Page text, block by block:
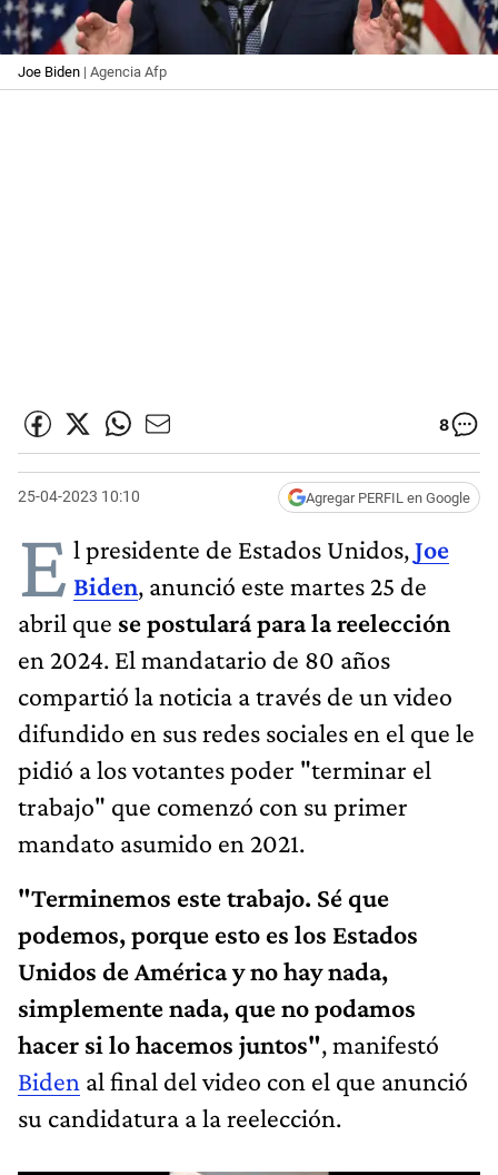
Joe Biden | Agencia Afp
8
25-04-2023 10:10 Agregar PERFIL en Google
E l presidente de Estados Unidos,Joe
Biden, anunció este martes 25 de
abril que se postulará para la reelección
en 2024. El mandatario de 80 años
compartió la noticia a través de un video
difundido en sus redes sociales en el que le
pidió a los votantes poder "terminar el
trabajo" que comenzó con su primer
mandato asumido en 2021.
"Terminemos este trabajo. Sé que
podemos, porque esto es los Estados
Unidos de América y no hay nada,
simplemente nada, que no podamos
hacer si lo hacemos juntos", manifestó
Biden al final del video con el que anunció
su candidatura a la reelección.